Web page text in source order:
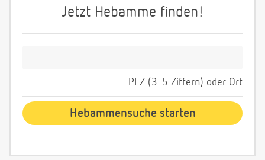
Jetzt Hebamme finden!
PLZ (3-5 Ziffern) oder Ort